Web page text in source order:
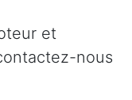
et
nous